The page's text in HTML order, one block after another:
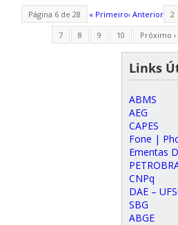
Página 6 de 28 « Primeiro‹ Anterior 2
7
8 9 10 Próximo ›
Links
ABMS
AEG
CAPES
Fone |
Ementas
CNPq
DAE –
SBG
ABGE